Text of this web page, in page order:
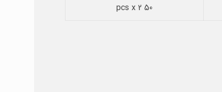
50 pcs x 2